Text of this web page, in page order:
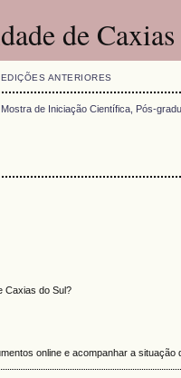
de
EDIÇÕES ANTERIORES
Mostra de Iniciação Científica, Pós-
Caxias do Sul?
online e acompanhar a situação